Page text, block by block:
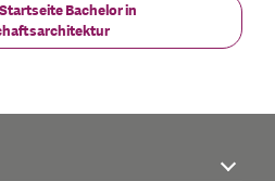
Bachelor in